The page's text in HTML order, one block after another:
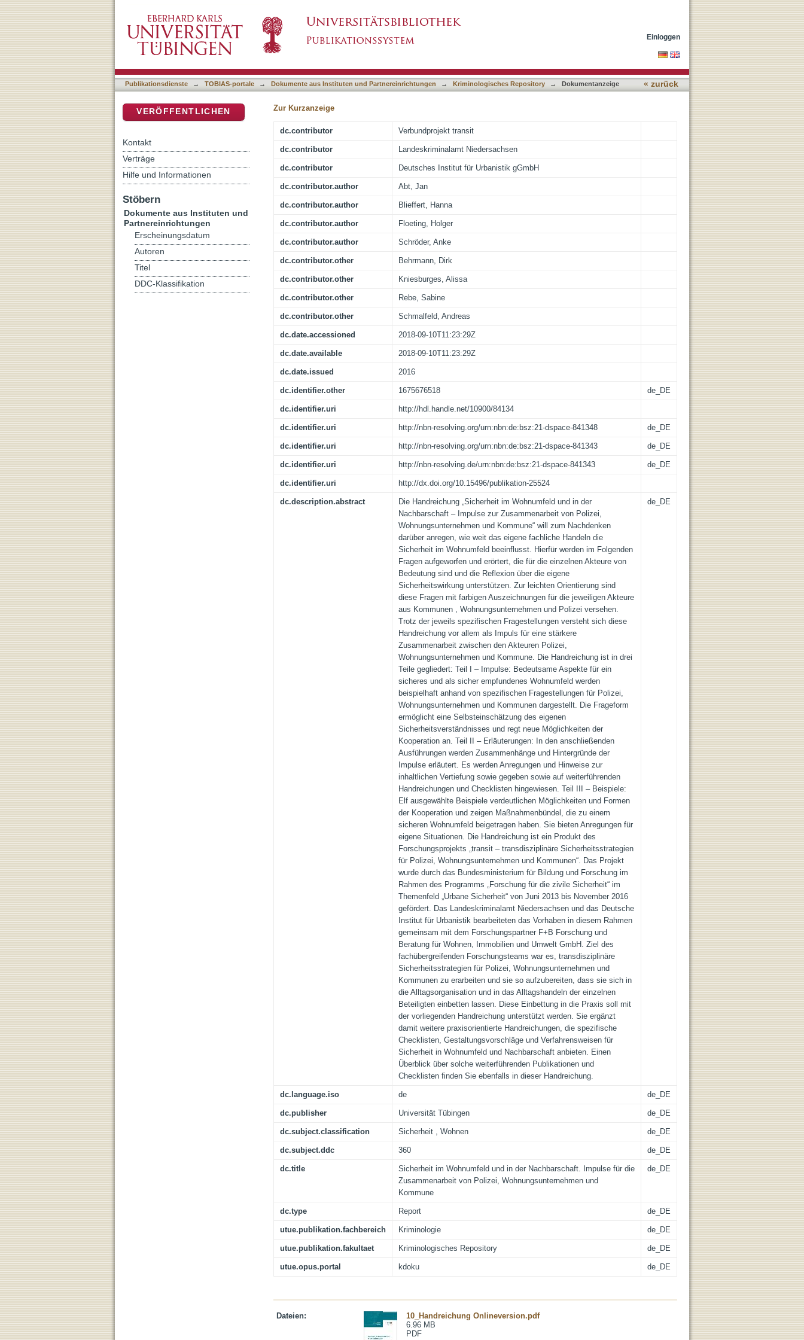
Wohnungsunternehmen und Kommune
Einloggen
Publikationsdienste → TOBIAS-portale → Dokumente aus Instituten und Partnereinrichtungen → Kriminologisches Repository → Dokumentanzeige « zurück
Zur Kurzanzeige
dc.contributor Verbundprojekt transit
dc.contributor Landeskriminalamt Niedersachsen
dc.contributor Deutsches Institut für Urbanistik gGmbH
dc.contributor.author Abt, Jan
dc.contributor.author Blieffert, Hanna
dc.contributor.author Floeting, Holger
dc.contributor.author Schröder, Anke
dc.contributor.other Behrmann, Dirk
dc.contributor.other Kniesburges, Alissa
dc.contributor.other Rebe, Sabine
dc.contributor.other Schmalfeld, Andreas
dc.date.accessioned 2018-09-10T11:23:29Z
dc.date.available 2018-09-10T11:23:29Z
dc.date.issued 2016
dc.identifier.other 1675676518 de_DE
dc.identifier.uri http://hdl.handle.net/10900/84134
dc.identifier.uri http://nbn-resolving.org/urn:nbn:de:bsz:21-dspace-841348 de_DE
dc.identifier.uri http://nbn-resolving.org/urn:nbn:de:bsz:21-dspace-841343 de_DE
dc.identifier.uri http://nbn-resolving.de/urn:nbn:de:bsz:21-dspace-841343 de_DE
dc.identifier.uri http://dx.doi.org/10.15496/publikation-25524
dc.description.abstract
Die Handreichung „Sicherheit im Wohnumfeld und in der
Nachbarschaft – Impulse zur Zusammenarbeit von Polizei,
Wohnungsunternehmen und Kommune“ will zum Nachdenken
darüber anregen, wie weit das eigene fachliche Handeln die
Sicherheit im Wohnumfeld beeinflusst. Hierfür werden im Folgenden
Fragen aufgeworfen und erörtert, die für die einzelnen Akteure von
Bedeutung sind und die Reflexion über die eigene
Sicherheitswirkung unterstützen. Zur leichten Orientierung sind
diese Fragen mit farbigen Auszeichnungen für die jeweiligen Akteure
aus Kommunen , Wohnungsunternehmen und Polizei versehen.
Trotz der jeweils spezifischen Fragestellungen versteht sich diese
Handreichung vor allem als Impuls für eine stärkere
Zusammenarbeit zwischen den Akteuren Polizei,
Wohnungsunternehmen und Kommune. Die Handreichung ist in drei
Teile gegliedert: Teil I – Impulse: Bedeutsame Aspekte für ein
sicheres und als sicher empfundenes Wohnumfeld werden
beispielhaft anhand von spezifischen Fragestellungen für Polizei,
Wohnungsunternehmen und Kommunen dargestellt. Die Frageform
ermöglicht eine Selbsteinschätzung des eigenen
Sicherheitsverständnisses und regt neue Möglichkeiten der
Kooperation an. Teil II – Erläuterungen: In den anschließenden
Ausführungen werden Zusammenhänge und Hintergründe der
Impulse erläutert. Es werden Anregungen und Hinweise zur
inhaltlichen Vertiefung sowie gegeben sowie auf weiterführenden
Handreichungen und Checklisten hingewiesen. Teil III – Beispiele:
Elf ausgewählte Beispiele verdeutlichen Möglichkeiten und Formen
der Kooperation und zeigen Maßnahmenbündel, die zu einem
sicheren Wohnumfeld beigetragen haben. Sie bieten Anregungen für
eigene Situationen. Die Handreichung ist ein Produkt des
Forschungsprojekts „transit – transdisziplinäre Sicherheitsstrategien
für Polizei, Wohnungsunternehmen und Kommunen“. Das Projekt
wurde durch das Bundesministerium für Bildung und Forschung im
Rahmen des Programms „Forschung für die zivile Sicherheit“ im
Themenfeld „Urbane Sicherheit“ von Juni 2013 bis November 2016
gefördert. Das Landeskriminalamt Niedersachsen und das Deutsche
Institut für Urbanistik bearbeiteten das Vorhaben in diesem Rahmen
gemeinsam mit dem Forschungspartner F+B Forschung und
Beratung für Wohnen, Immobilien und Umwelt GmbH. Ziel des
fachübergreifenden Forschungsteams war es, transdisziplinäre
Sicherheitsstrategien für Polizei, Wohnungsunternehmen und
Kommunen zu erarbeiten und sie so aufzubereiten, dass sie sich in
die Alltagsorganisation und in das Alltagshandeln der einzelnen
Beteiligten einbetten lassen. Diese Einbettung in die Praxis soll mit
der vorliegenden Handreichung unterstützt werden. Sie ergänzt
damit weitere praxisorientierte Handreichungen, die spezifische
Checklisten, Gestaltungsvorschläge und Verfahrensweisen für
Sicherheit in Wohnumfeld und Nachbarschaft anbieten. Einen
Überblick über solche weiterführenden Publikationen und
Checklisten finden Sie ebenfalls in dieser Handreichung.
de_DE
dc.language.iso de de_DE
dc.publisher Universität Tübingen de_DE
dc.subject.classification Sicherheit , Wohnen de_DE
dc.subject.ddc 360 de_DE
dc.title
Sicherheit im Wohnumfeld und in der Nachbarschaft. Impulse für die
Zusammenarbeit von Polizei, Wohnungsunternehmen und
Kommune
de_DE
dc.type Report de_DE
utue.publikation.fachbereich Kriminologie de_DE
utue.publikation.fakultaet Kriminologisches Repository de_DE
utue.opus.portal kdoku de_DE
Dateien:
10_Handreichung Onlineversion.pdf
6.96 MB
PDF
VERÖFFENTLICHEN
Kontakt
Verträge
Hilfe und Informationen
Stöbern
Dokumente aus Instituten und
Partnereinrichtungen
Erscheinungsdatum
Autoren
Titel
DDC-Klassifikation